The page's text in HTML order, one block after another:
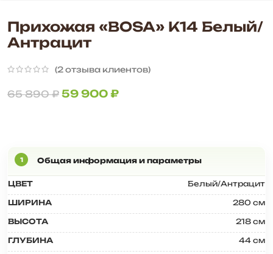
отлично, смотрится...
Прихожая «BOSA» К14 Белый/
Антрацит
(2отзыва клиентов)
65 890₽ 59 900₽
ЦВЕТ Белый/Антрацит
ШИРИНА 280 см
ВЫСОТА 218 см
ГЛУБИНА 44 см